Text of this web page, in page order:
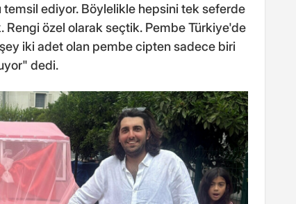
temsil ediyor. Böylelikle hepsini tek seferde
Rengi özel olarak seçtik. Pembe Türkiye'de
iki adet olan pembe cipten sadece biri
dedi.